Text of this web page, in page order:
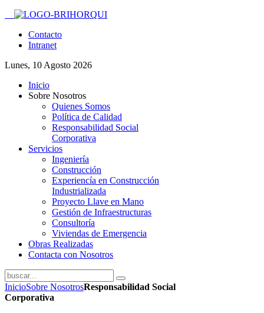
Contacto
Intranet
Lunes, 10 Agosto 2026
Inicio
Sobre Nosotros
Quienes Somos
Política de Calidad
Responsabilidad Social
Corporativa
Servicios
Ingeniería
Construcción
Experiencía en Construcción
Industrializada
Proyecto Llave en Mano
Gestión de Infraestructuras
Consultoría
Viviendas de Emergencia
Obras Realizadas
Contacta con Nosotros
InicioSobre NosotrosResponsabilidad Social
Corporativa